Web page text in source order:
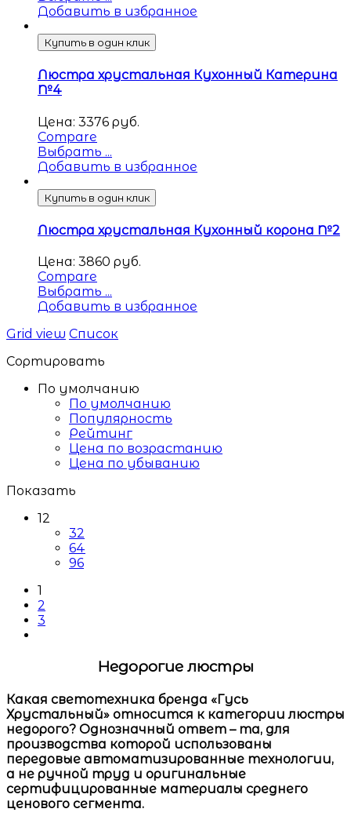
Добавить в избранное
Купить в один клик
Люстра хрустальная Кухонный Катерина
№4
Цена: 3376 руб.
Compare
Выбрать ...
Добавить в избранное
Купить в один клик
Люстра хрустальная Кухонный корона №2
Цена: 3860 руб.
Compare
Выбрать ...
Добавить в избранное
Grid view Список
Сортировать
По умолчанию
По умолчанию
Популярность
Рейтинг
Цена по возрастанию
Цена по убыванию
Показать
12
32
64
96
1
2
3
Недорогие люстры
Какая светотехника бренда «Гусь
Хрустальный» относится к категориилюстры
недорого? Однозначный ответ – та, для
производства которой использованы
передовые автоматизированные технологии,
а не ручной труд и оригинальные
сертифицированные материалы среднего
ценового сегмента.